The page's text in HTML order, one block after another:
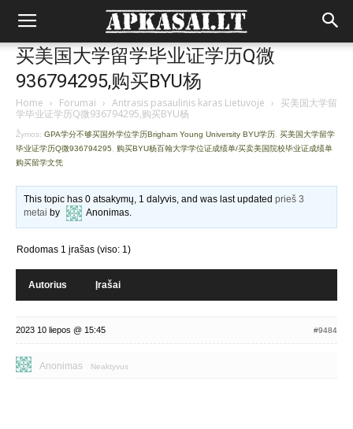
买美国大学留学毕业证学历Q微
936794295,购买BYU杨
Home › Forumai › Antrasis pasaulinis karas Lietuvoje › 买美国大学留
学毕业证学历Q微936794295,购买BYU杨
Žymos: GPA学分不够买国外学位学历Brigham Young University BYU学历 买美国大学留学
毕业证学历Q微936794295
购买BYU杨百翰大学学位证成绩单/买卖美国院校毕业证成绩单
购买留学文凭
This topic has 0 atsakymų, 1 dalyvis, and was last updatedprieš 3
metai by Anonimas.
Rodomas 1 įrašas (viso: 1)
Autorius Įrašai
2023 10 liepos @ 15:45 #9484
Anonimas Neaktyvus